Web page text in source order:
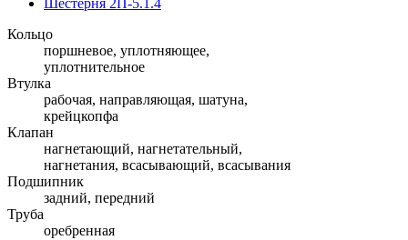
Шестерня 2П-5.1.4
Кольцо
поршневое, уплотняющее,
уплотнительное
Втулка
рабочая, направляющая, шатуна,
крейцкопфа
Клапан
нагнетающий, нагнетательный,
нагнетания, всасывающий, всасывания
Подшипник
задний, передний
Труба
оребренная